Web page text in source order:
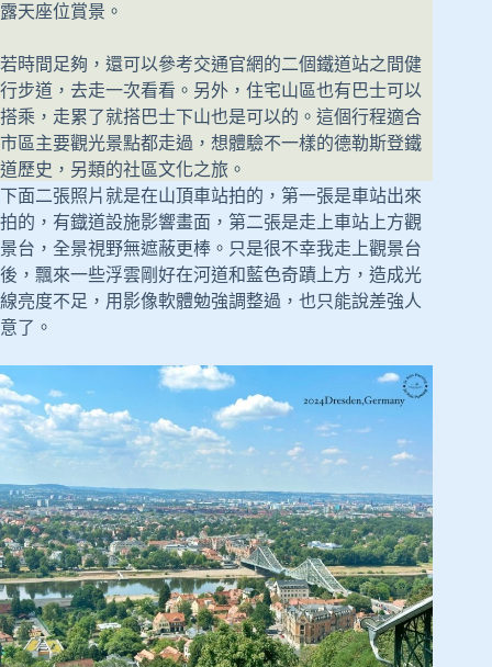
露天座位賞景。
若時間足夠，還可以參考交通官網的二個鐵道站之間健
行步道，去走一次看看。另外，住宅山區也有巴士可以
搭乘，走累了就搭巴士下山也是可以的。這個行程適合
市區主要觀光景點都走過，想體驗不一樣的德勒斯登鐵
道歷史，另類的社區文化之旅。
下面二張照片就是在山頂車站拍的，第一張是車站出來
拍的，有鐡道設施影響畫面，第二張是走上車站上方觀
景台，全景視野無遮蔽更棒。只是很不幸我走上觀景台
後，飄來一些浮雲剛好在河道和藍色奇蹟上方，造成光
線亮度不足，用影像軟體勉強調整過，也只能說差強人
意了。